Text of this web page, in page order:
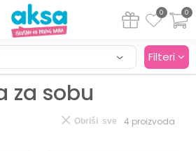
0
0
za sobu
Filteri
4 proizvoda
Obriši sve